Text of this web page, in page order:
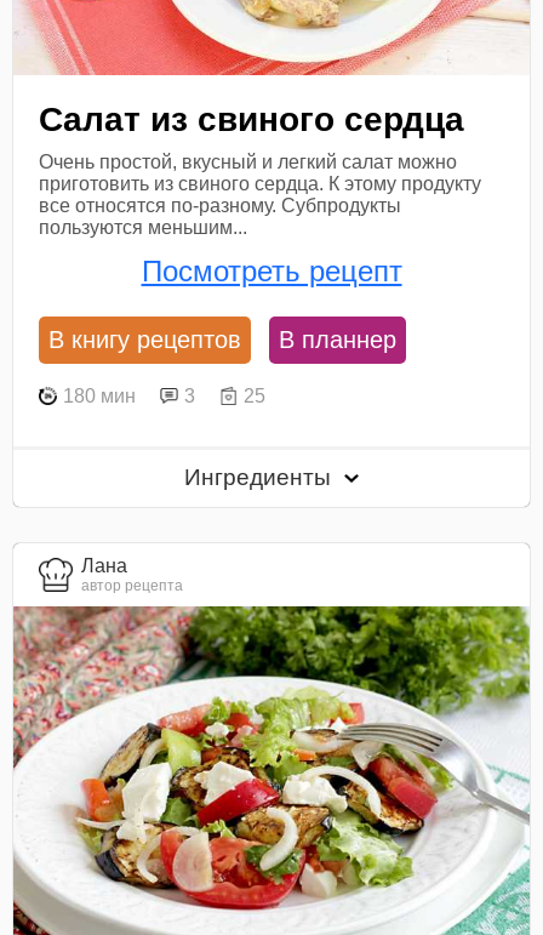
Салат из свиного сердца
Очень простой, вкусный и легкий салат можно
приготовить из свиного сердца. К этому продукту
все относятся по-разному. Субпродукты
пользуются меньшим...
Посмотреть рецепт
В книгу рецептов В планнер
180 мин 3 25
Ингредиенты
Лана
автор рецепта